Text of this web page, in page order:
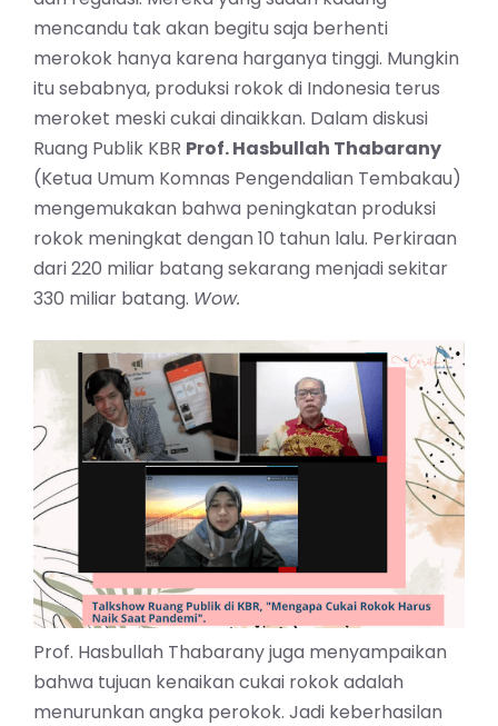
mencandu tak akan begitu saja berhenti
merokok hanya karena harganya tinggi. Mungkin
itu sebabnya, produksi rokok di Indonesia terus
meroket meski cukai dinaikkan. Dalam diskusi
Ruang Publik KBR Prof. Hasbullah Thabarany
(Ketua Umum Komnas Pengendalian Tembakau)
mengemukakan bahwa peningkatan produksi
rokok meningkat dengan 10 tahun lalu. Perkiraan
dari 220 miliar batang sekarang menjadi sekitar
330 miliar batang. Wow.
Prof. Hasbullah Thabarany juga menyampaikan
bahwa tujuan kenaikan cukai rokok adalah
menurunkan angka perokok. Jadi keberhasilan